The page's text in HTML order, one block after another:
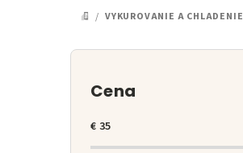
DOMOV
/ VYKUROVANIE A CHLADENIE
B
Cena
€ 35